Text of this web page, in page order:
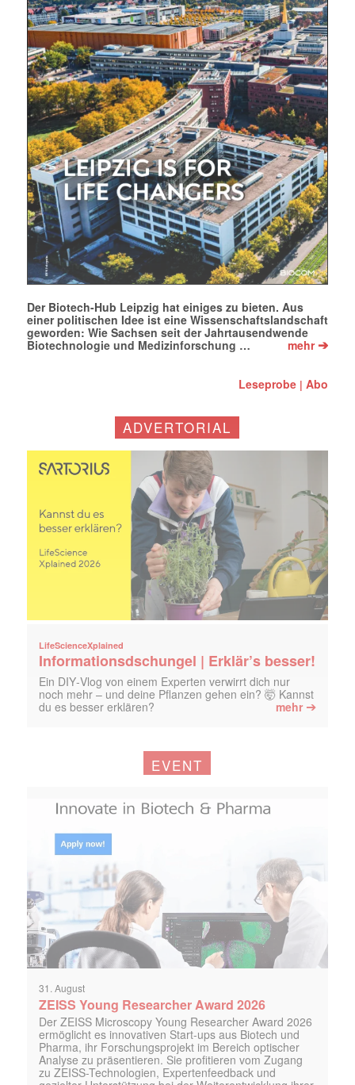
Der Biotech-Hub Leipzig hat einiges zu bieten. Aus
einer politischen Idee ist eine Wissenschaftslandschaft
geworden: Wie Sachsen seit der Jahrtausendwende
Biotechnologie und Medizinforschung …
mehr➔
Leseprobe |Abo
ADVERTORIAL
LifeScienceXplained
Informationsdschungel | Erklär’s besser!
Ein DIY‑Vlog von einem Experten verwirrt dich nur
noch mehr – und deine Pflanzen gehen ein? 🤯 Kannst
du es besser erklären?
mehr ➔
EVENT
31. August
ZEISS Young Researcher Award 2026
Der ZEISS Microscopy Young Researcher Award 2026
ermöglicht es innovativen Start-ups aus Biotech und
Pharma, ihr Forschungsprojekt im Bereich optischer
Analyse zu präsentieren. Sie profitieren vom Zugang
zu ZEISS-Technologien, Expertenfeedback und